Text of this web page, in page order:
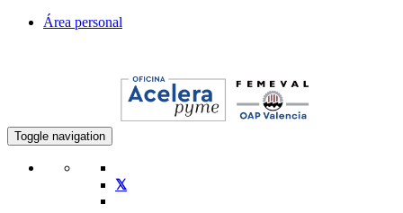
Área personal
Toggle navigation